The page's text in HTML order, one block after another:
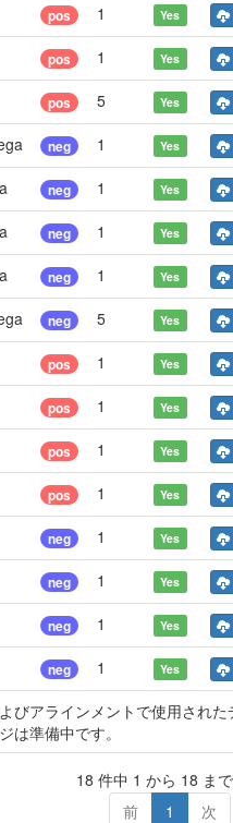
pos 1 Yes
pos 1 Yes
pos 5 Yes
neg 1 Yes
neg 1 Yes
neg 1 Yes
neg 1 Yes
neg 5 Yes
pos 1 Yes
pos 1 Yes
pos 1 Yes
pos 1 Yes
neg 1 Yes
neg 1 Yes
neg 1 Yes
neg 1 Yes
びアラインメントで使用され
は準備中です。
18 件中 1 から 18 ま
前
1 次